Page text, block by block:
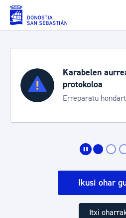
Eduki nagusira joan
Karabelen
protokoloa
Erreparatu
Ikusi ohar
Itxi